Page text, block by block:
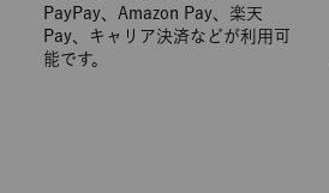
PayPay、Amazon Pay、楽天
Pay、キャリア決済などが利用可
能です。